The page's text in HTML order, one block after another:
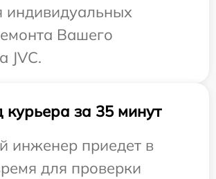
индивидуальных
Вашего
JVC.
курьера за 35 минут
инженер приедет в
для проверки